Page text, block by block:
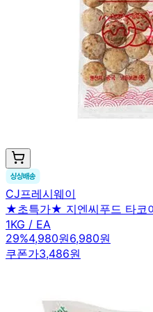
CJ프레시웨이
★초특가★ 지엔씨푸드 타코
1KG / EA
29%4,980원6,980원
쿠폰가3,486원